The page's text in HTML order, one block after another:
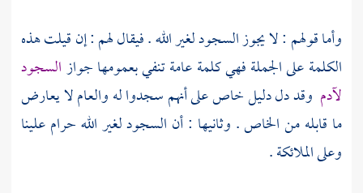
وأما قولهم : لا يجوز السجود لغير الله . فيقال لهم : إن قيلت هذه
الكلمة على الجملة فهي كلمة عامة تنفي بعمومها جوازالسجود
لآدم وقد دل دليل خاص على أنهم سجدوا له والعام لا يعارض
ما قابله من الخاص . وثانيها : أن السجود لغير الله حرام علينا
وعلى الملائكة .